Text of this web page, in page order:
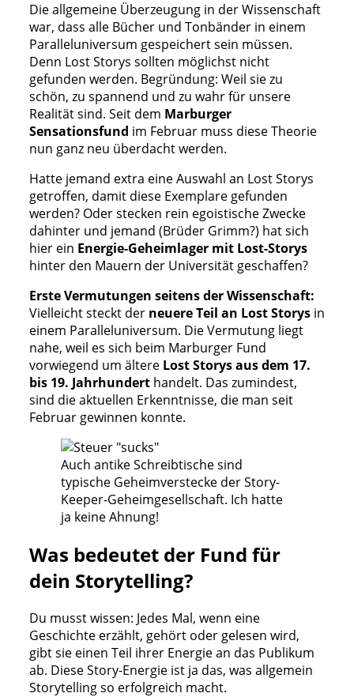
Die allgemeine Überzeugung in der Wissenschaft
war, dass alle Bücher und Tonbänder in einem
Paralleluniversum gespeichert sein müssen.
Denn Lost Storys sollten möglichst nicht
gefunden werden. Begründung: Weil sie zu
schön, zu spannend und zu wahr für unsere
Realität sind. Seit dem Marburger
Sensationsfund im Februar muss diese Theorie
nun ganz neu überdacht werden.
Hatte jemand extra eine Auswahl an Lost Storys
getroffen, damit diese Exemplare gefunden
werden? Oder stecken rein egoistische Zwecke
dahinter und jemand (Brüder Grimm?) hat sich
hier ein Energie-Geheimlager mit Lost-Storys
hinter den Mauern der Universität geschaffen?
Erste Vermutungen seitens der Wissenschaft:
Vielleicht steckt der neuere Teil an Lost Storysin
einem Paralleluniversum. Die Vermutung liegt
nahe, weil es sich beim Marburger Fund
vorwiegend um ältere Lost Storys aus dem 17.
bis 19. Jahrhunderthandelt. Das zumindest,
sind die aktuellen Erkenntnisse, die man seit
Februar gewinnen konnte.
Auch antike Schreibtische sind
typische Geheimverstecke der Story-
Keeper-Geheimgesellschaft. Ich hatte
ja keine Ahnung!
Was bedeutet der Fund für
dein Storytelling?
Du musst wissen: Jedes Mal, wenn eine
Geschichte erzählt, gehört oder gelesen wird,
gibt sie einen Teil ihrer Energie an das Publikum
ab. Diese Story-Energie ist ja das, was allgemein
Storytelling so erfolgreich macht.